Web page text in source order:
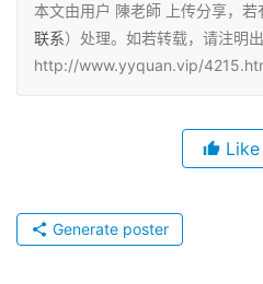
本文由用户 陳老師 上传分享，
联系）处理。如若转载，请注明出
http://www.yyquan.vip/
Like
Generate poster